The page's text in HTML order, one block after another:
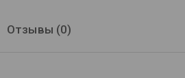
Отзывы (0)